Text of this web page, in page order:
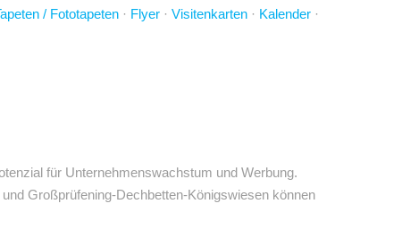
/ Fototapeten · Flyer · Visitenkarten · Kalender ·
für Unternehmenswachstum und Werbung.
Großprüfening-Dechbetten-Königswiesen können